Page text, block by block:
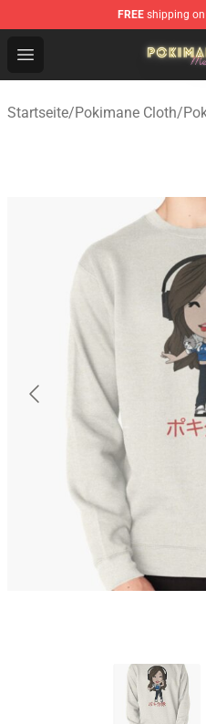
FREE shipping
Open menu
Pokimane Store -
Startseite/Pokimane Cloth/